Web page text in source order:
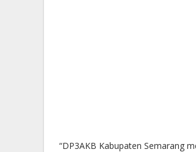
“DP3AKB Kabupaten Semarang